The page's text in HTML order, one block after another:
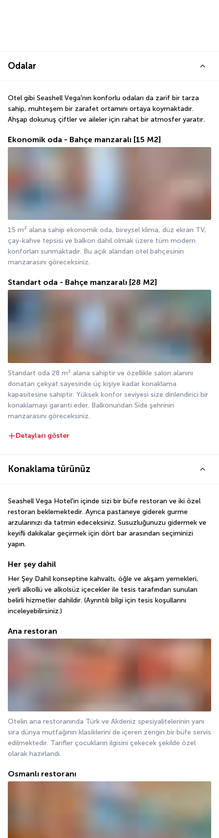
Odalar
Otel gibi Seashell Vega'nın konforlu odaları da zarif bir tarza
sahip, muhteşem bir zarafet ortamını ortaya koymaktadır.
Ahşap dokunuş çiftler ve aileler için rahat bir atmosfer yaratır.
Ekonomik oda - Bahçe manzaralı [15 M2]
15 m² alana sahip ekonomik oda, bireysel klima, düz ekran TV,
çay-kahve tepsisi ve balkon dahil olmak üzere tüm modern
konforları sunmaktadır. Bu açık alandan otel bahçesinin
manzarasını göreceksiniz.
Standart oda - Bahçe manzaralı [28 M2]
Standart oda 28 m² alana sahiptir ve özellikle salon alanını
donatan çekyat sayesinde üç kişiye kadar konaklama
kapasitesine sahiptir. Yüksek konfor seviyesi size dinlendirici bir
konaklamayı garanti eder. Balkonundan Side şehrinin
manzarasını göreceksiniz.
Detayları göster
Konaklama türünüz
Seashell Vega Hotel'in içinde sizi bir büfe restoran ve iki özel
restoran beklemektedir. Ayrıca pastaneye giderek gurme
arzularınızı da tatmin edeceksiniz. Susuzluğunuzu gidermek ve
keyifli dakikalar geçirmek için dört bar arasından seçiminizi
yapın.
Her şey dahil
Her Şey Dahil konseptine kahvaltı, öğle ve akşam yemekleri,
yerli alkollü ve alkolsüz içecekler ile tesis tarafından sunulan
belirli hizmetler dahildir. (Ayrıntılı bilgi için tesis koşullarını
inceleyebilirsiniz.)
Ana restoran
Otelin ana restoranında Türk ve Akdeniz spesiyalitelerinin yanı
sıra dünya mutfağının klasiklerini de içeren zengin bir büfe servis
edilmektedir. Tarifler çocukların ilgisini çekecek şekilde özel
olarak hazırlandı.
Osmanlı restoranı